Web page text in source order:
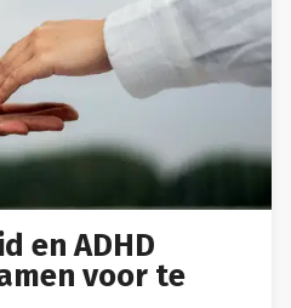
en ADHD
voor te